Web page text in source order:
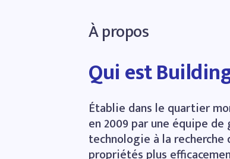
À propos
Qui est
Établie dans le quartier
en 2009 par une équipe
technologie à la
propriétés plus